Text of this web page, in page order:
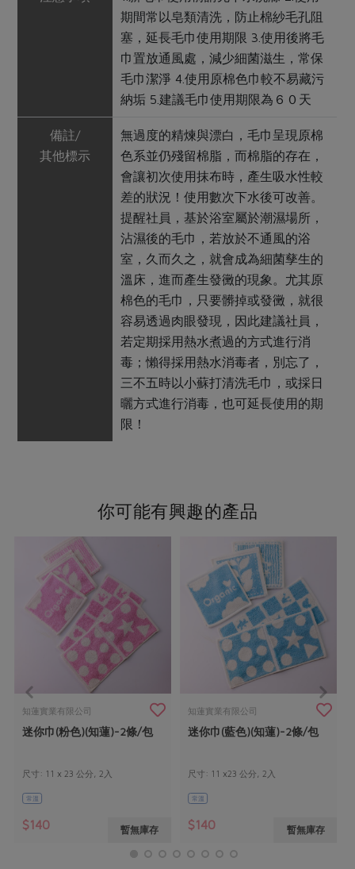
期間常以皂類清洗，防止棉紗毛孔阻
塞，延長毛巾使用期限 3.使用後將毛
巾置放通風處，減少細菌滋生，常保
毛巾潔淨 4.使用原棉色巾較不易藏污
納垢 5.建議毛巾使用期限為６０天
備註/
其他標示
無過度的精煉與漂白，毛巾呈現原棉
色系並仍殘留棉脂，而棉脂的存在，
會讓初次使用抹布時，產生吸水性較
差的狀況！使用數次下水後可改善。
提醒社員，基於浴室屬於潮濕場所，
沾濕後的毛巾，若放於不通風的浴
室，久而久之，就會成為細菌孳生的
溫床，進而產生發黴的現象。尤其原
棉色的毛巾，只要髒掉或發黴，就很
容易透過肉眼發現，因此建議社員，
若定期採用熱水煮過的方式進行消
毒；懶得採用熱水消毒者，別忘了，
三不五時以小蘇打清洗毛巾，或採日
曬方式進行消毒，也可延長使用的期
限！
你可能有興趣的產品
知蓮實業有限公司
迷你巾(粉色)(知蓮)-2條/包
尺寸: 11 x 23 公分, 2入
常溫
$140 暫無庫存
知蓮實業有限公司
迷你巾(藍色)(知蓮)-2條/包
尺寸: 11 x23 公分, 2入
常溫
$140 暫無庫存